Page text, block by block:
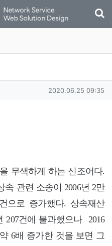
작성일
2020.06.25 09:35
무색하게 하는 신조어다.
관련 소송이 2006년 2만
으로 증가했다. 상속재산
207건에 불과했으나 2016
6배 증가한 것을 보면 그